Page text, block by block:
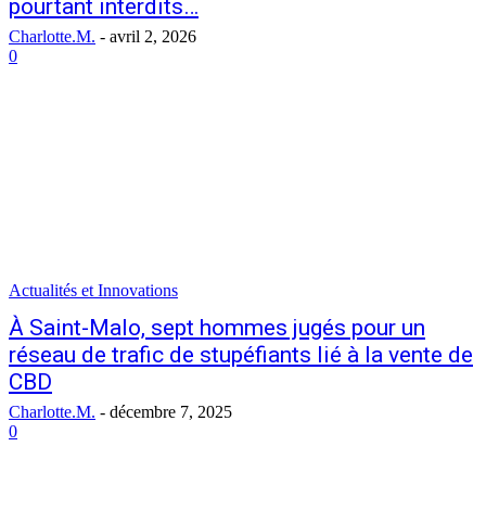
pourtant interdits…
Charlotte.M. - avril 2, 2026
0
Actualités et Innovations
À Saint-Malo, sept hommes jugés pour un
réseau de trafic de stupéfiants lié à la vente de
CBD
Charlotte.M. - décembre 7, 2025
0